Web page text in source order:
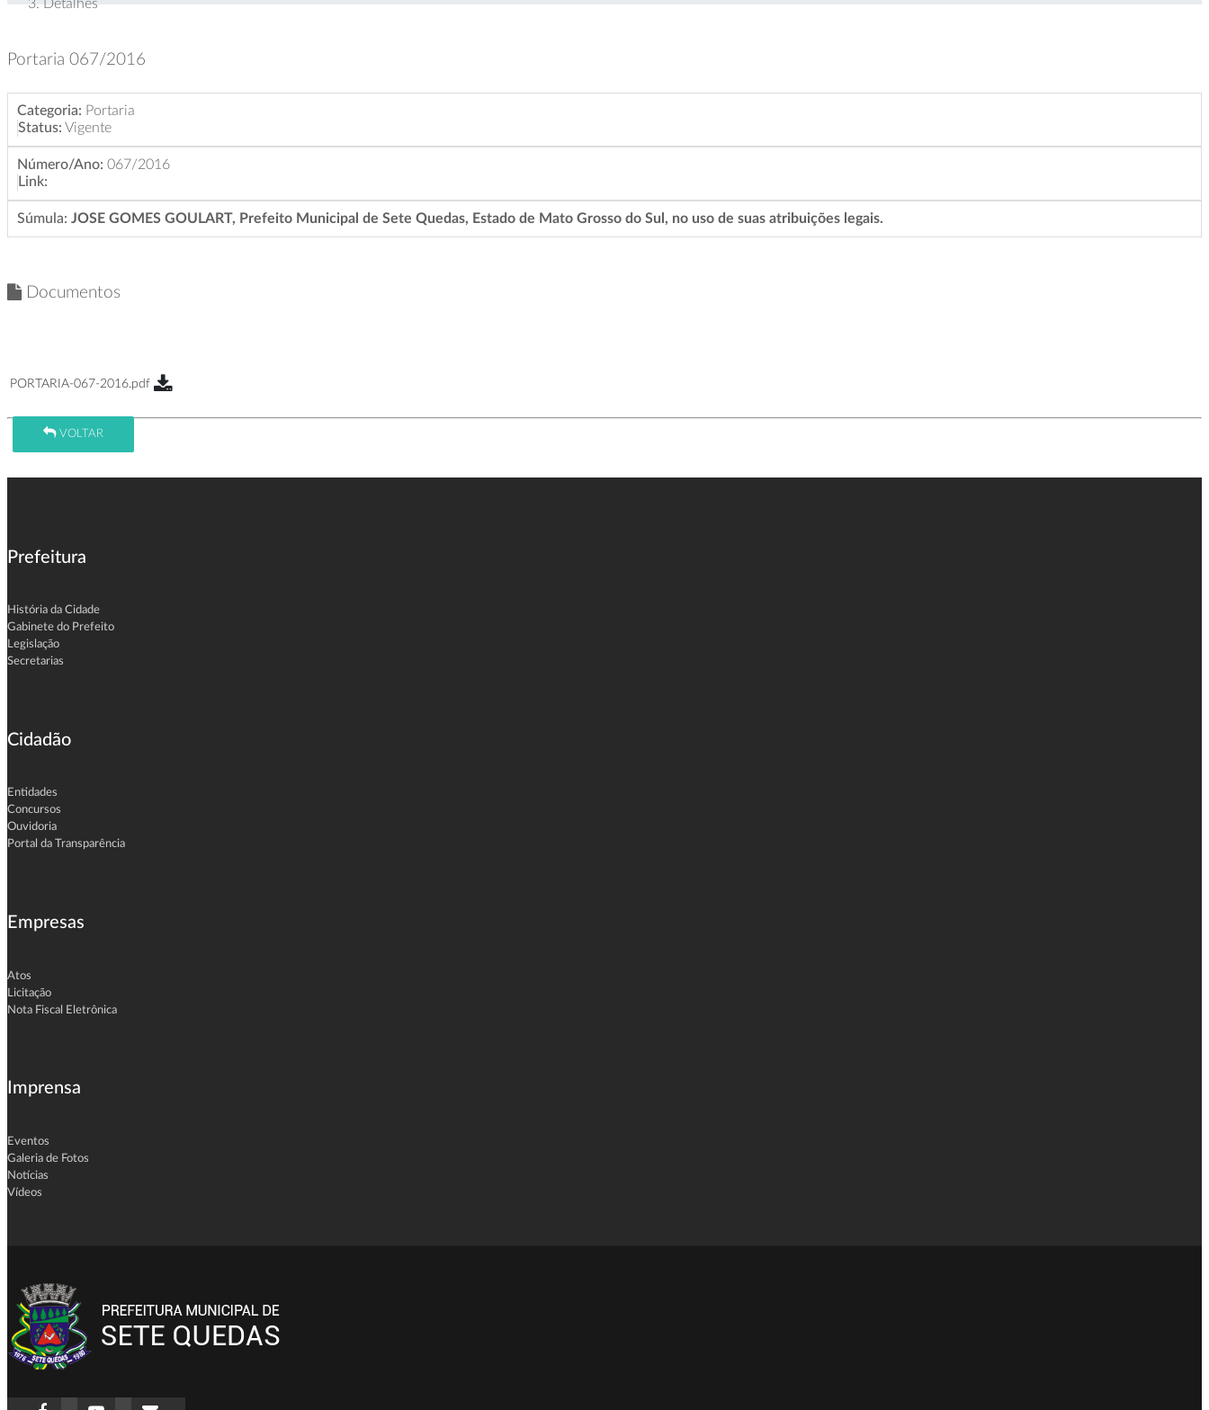
Detalhes
Portaria 067/2016
Categoria: Portaria
Status: Vigente
Número/Ano: 067/2016
Link:
Súmula: JOSE GOMES GOULART, Prefeito Municipal de Sete Quedas, Estado de Mato Grosso do Sul, no uso de suas atribuições legais.
Documentos
PORTARIA-067-2016.pdf
VOLTAR
Prefeitura
História da Cidade
Gabinete do Prefeito
Legislação
Secretarias
Cidadão
Entidades
Concursos
Ouvidoria
Portal da Transparência
Empresas
Atos
Licitação
Nota Fiscal Eletrônica
Imprensa
Eventos
Galeria de Fotos
Notícias
Vídeos